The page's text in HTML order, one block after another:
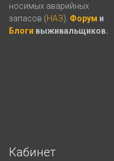
носимых аварийных
запасов (НАЗ). Форум и
Блоги выживальщиков.
Кабинет